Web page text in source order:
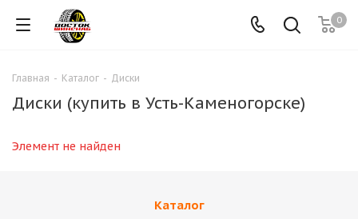
0
Главная - Каталог - Диски
Диски (купить в Усть-Каменогорске)
Элемент не найден
Каталог